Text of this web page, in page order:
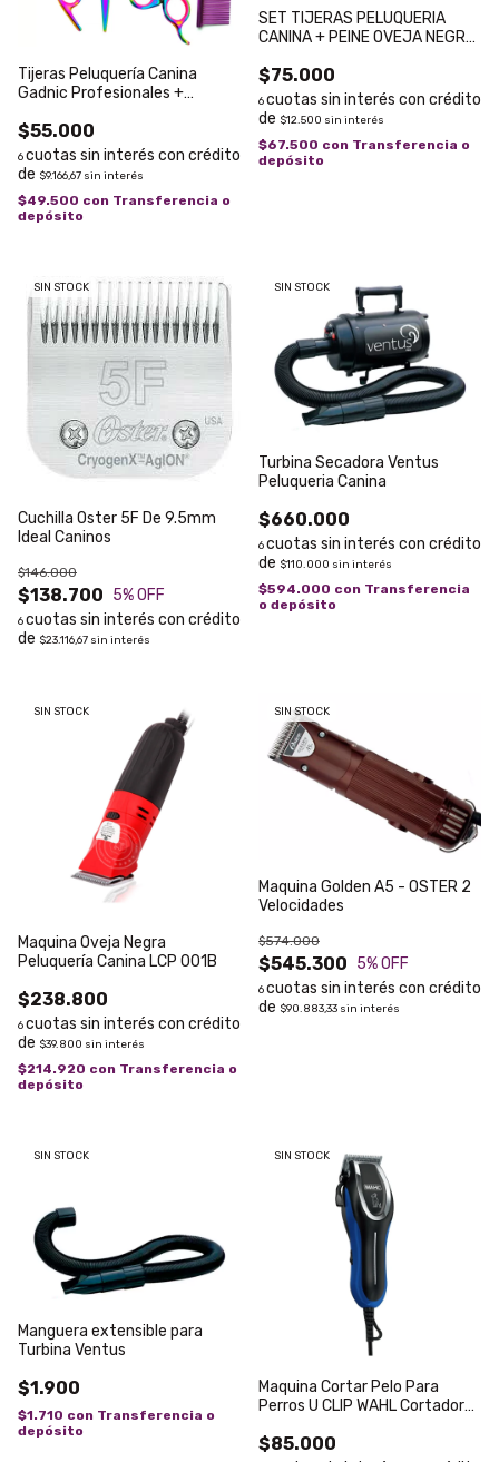
Tijeras Peluquería Canina
Gadnic Profesionales +
$55.000
6
$9.166,67 sin interés
$49.500 con Transferencia o
depósito
SET TIJERAS PELUQUERIA
CANINA + PEINE OVEJA NEGRA
$75.000
6
$12.500 sin interés
$67.500 con Transferencia o
depósito
SIN STOCK
Cuchilla Oster 5F De 9.5mm
Ideal Caninos
$138.700
$146.000
5% OFF
6
$23.116,67 sin interés
SIN STOCK
Turbina Secadora Ventus
Peluqueria Canina
$660.000
6
$110.000 sin interés
$594.000 con Transferencia
o depósito
SIN STOCK
Maquina Oveja Negra
Peluquería Canina LCP 001B
$238.800
6
$39.800 sin interés
$214.920 con Transferencia o
depósito
SIN STOCK
Maquina Golden A5 - OSTER 2
Velocidades
$545.300
$574.000
5% OFF
6
$90.883,33 sin interés
SIN STOCK
Manguera extensible para
Turbina Ventus
$1.900
$1.710 con Transferencia o
depósito
SIN STOCK
Maquina Cortar Pelo Para
Perros U CLIP WAHL Cortadora
$85.000